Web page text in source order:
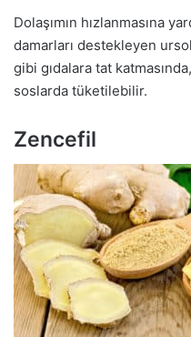
Dolaşımın hızlanmasına
damarları destekleyen
gibi gıdalara tat
soslarda tüketilebilir.
Zencefil